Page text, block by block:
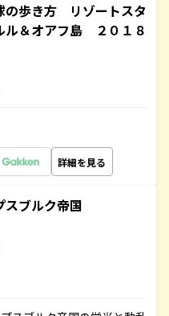
歩き方 リゾートスタ
＆オアフ島 ２０１８
詳細を見る
ブルク帝国